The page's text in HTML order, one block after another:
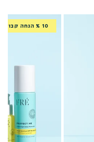
10 % הנחה קבועה